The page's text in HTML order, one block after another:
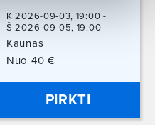
K 2026-09-03, 19:00 -
Š 2026-09-05, 19:00
Kaunas
Nuo 40 €
PIRKTI